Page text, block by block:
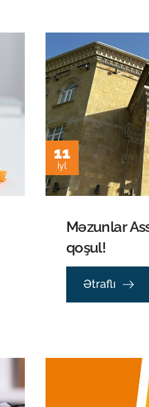
11
İyl
Məzunlar
qoşul!
Ətraflı